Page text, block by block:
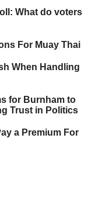
What do voters
For Muay Thai
When Handling
for Burnham to
Trust in Politics
a Premium For